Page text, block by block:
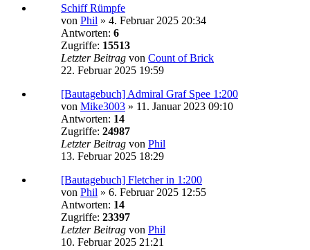
Schiff Rümpfe
von Phil » 4. Februar 2025 20:34
Antworten: 6
Zugriffe: 15513
Letzter Beitrag von Count of Brick
22. Februar 2025 19:59
[Bautagebuch] Admiral Graf Spee 1:200
von Mike3003 » 11. Januar 2023 09:10
Antworten: 14
Zugriffe: 24987
Letzter Beitrag von Phil
13. Februar 2025 18:29
[Bautagebuch] Fletcher in 1:200
von Phil » 6. Februar 2025 12:55
Antworten: 14
Zugriffe: 23397
Letzter Beitrag von Phil
10. Februar 2025 21:21